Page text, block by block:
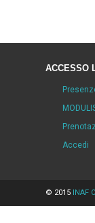
ACCESSO
Accedi
© 2015 INAF